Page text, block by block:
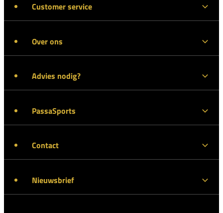
Customer service
Over ons
Advies nodig?
PassaSports
Contact
Nieuwsbrief